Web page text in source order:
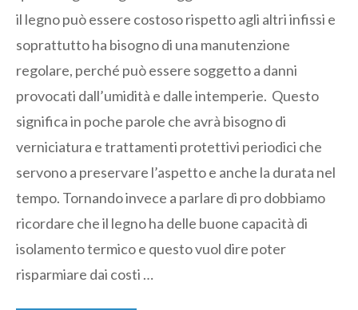
il legno può essere costoso rispetto agli altri infissi e
soprattutto ha bisogno di una manutenzione
regolare, perché può essere soggetto a danni
provocati dall’umidità e dalle intemperie. Questo
significa in poche parole che avrà bisogno di
verniciatura e trattamenti protettivi periodici che
servono a preservare l’aspetto e anche la durata nel
tempo. Tornando invece a parlare di pro dobbiamo
ricordare che il legno ha delle buone capacità di
isolamento termico e questo vuol dire poter
risparmiare dai costi …